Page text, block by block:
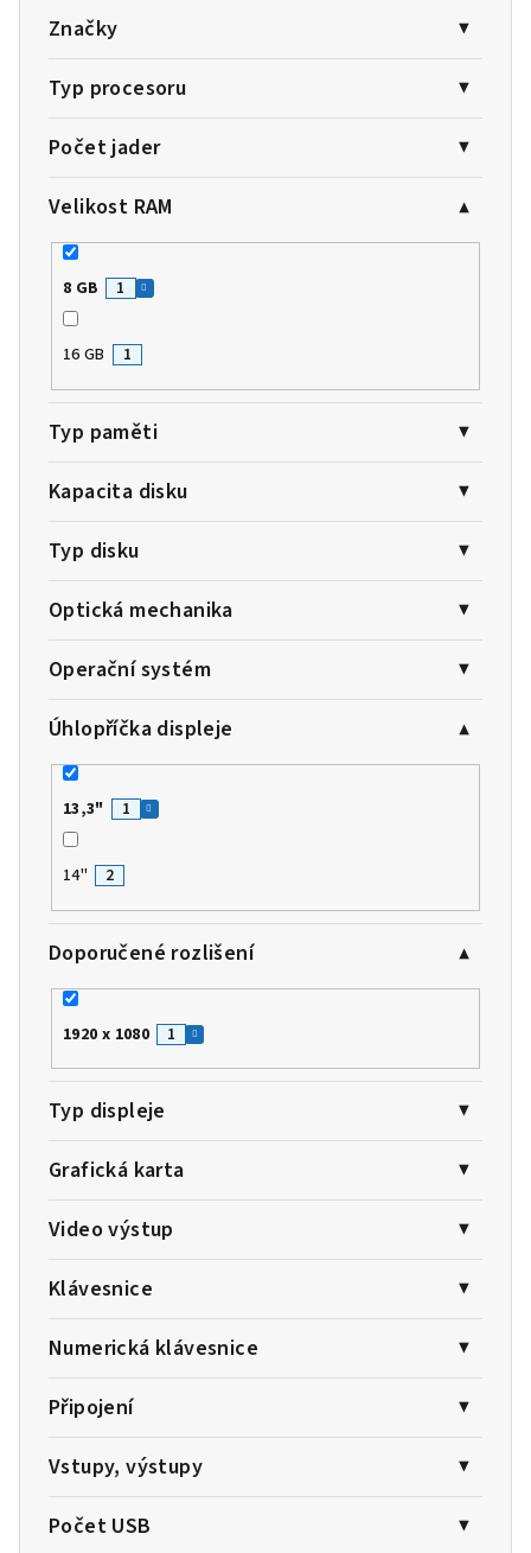
Značky
Typ procesoru
Počet jader
Velikost RAM
8 GB 1
16 GB 1
Typ paměti
Kapacita disku
Typ disku
Optická mechanika
Operační systém
Úhlopříčka displeje
13,3" 1
14" 2
Doporučené rozlišení
1920 x 1080 1
Typ displeje
Grafická karta
Video výstup
Klávesnice
Numerická klávesnice
Připojení
Vstupy, výstupy
Počet USB